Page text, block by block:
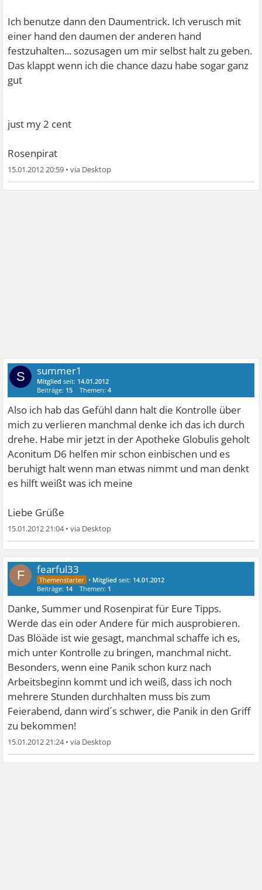
Ich benutze dann den Daumentrick. Ich verusch mit
einer hand den daumen der anderen hand
festzuhalten... sozusagen um mir selbst halt zu geben.
Das klappt wenn ich die chance dazu habe sogar ganz
gut
just my 2 cent
Rosenpirat
15.01.2012 20:59 •
S summer1
Mitglied seit: 14.01.2012
Beiträge: 15 Themen:4
Also ich hab das Gefühl dann halt die Kontrolle über
mich zu verlieren manchmal denke ich das ich durch
drehe. Habe mir jetzt in der Apotheke Globulis geholt
Aconitum D6 helfen mir schon einbischen und es
beruhigt halt wenn man etwas nimmt und man denkt
es hilft weißt was ich meine
Liebe Grüße
15.01.2012 21:04•
F fearful33
• Mitglied seit: 14.01.2012
Beiträge: 14 Themen: 1
Danke, Summer und Rosenpirat für Eure Tipps.
Werde das ein oder Andere für mich ausprobieren.
Das Blöäde ist wie gesagt, manchmal schaffe ich es,
mich unter Kontrolle zu bringen, manchmal nicht.
Besonders, wenn eine Panik schon kurz nach
Arbeitsbeginn kommt und ich weiß, dass ich noch
mehrere Stunden durchhalten muss bis zum
Feierabend, dann wird´s schwer, die Panik in den Griff
zu bekommen!
15.01.2012 21:24•